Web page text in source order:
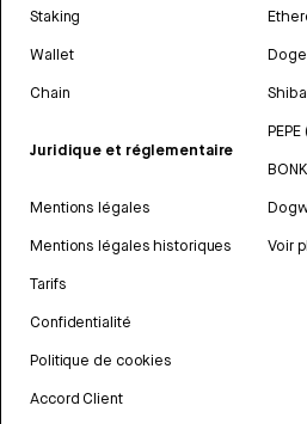
Staking
Wallet
Chain
Juridique et réglementaire
Mentions légales
Mentions légales historiques
Tarifs
Confidentialité
Politique de cookies
Accord Client
PEPE
Voir